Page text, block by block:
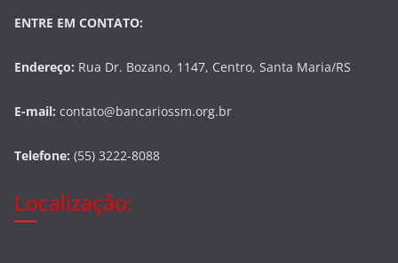
ENTRE EM CONTATO:
Endereço: Rua Dr. Bozano, 1147, Centro, Santa Maria/RS
E-mail: contato@bancariossm.org.br
Telefone: (55) 3222-8088
Localização: